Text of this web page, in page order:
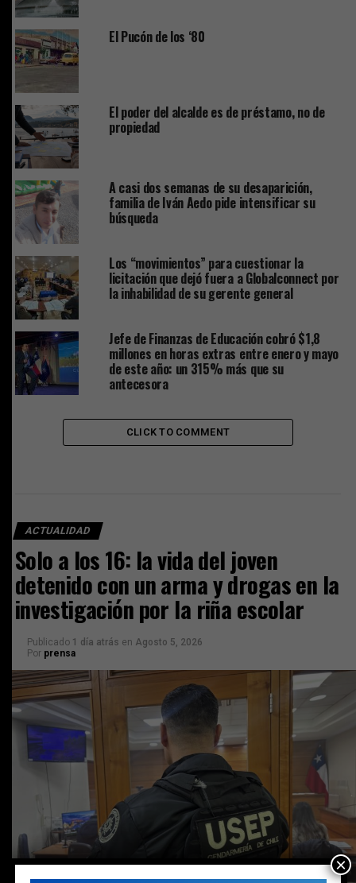
El Pucón de los ‘80
El poder del alcalde es de préstamo, no de
propiedad
A casi dos semanas de su desaparición,
familia de Iván Aedo pide intensificar su
búsqueda
Los “movimientos” para cuestionar la
licitación que dejó fuera a Globalconnect por
la inhabilidad de su gerente general
Jefe de Finanzas de Educación cobró $1,8
millones en horas extras entre enero y mayo
de este año: un 315% más que su
antecesora
CLICK TO COMMENT
ACTUALIDAD
Solo a los 16: la vida del joven
detenido con un arma y drogas en la
investigación por la riña escolar
Publicado 1 día atrás en Agosto 5, 2026
Por prensa
×